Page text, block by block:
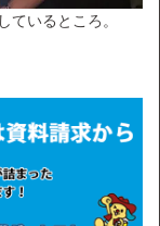
いるところ。